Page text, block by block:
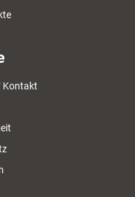
Kontakt